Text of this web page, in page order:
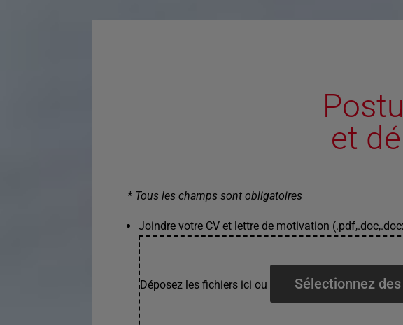
et
* Tous les champs sont obligatoires
Joindre votre CV et lettre de motivation
Déposez les fichiers ici ou Sélectionnez